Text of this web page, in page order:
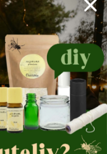
att ge dig den bästa
Naturkosmos AB,
hemsida tillhör ovanstående
eller användas i någon typ av
allvarligt på och beivras.